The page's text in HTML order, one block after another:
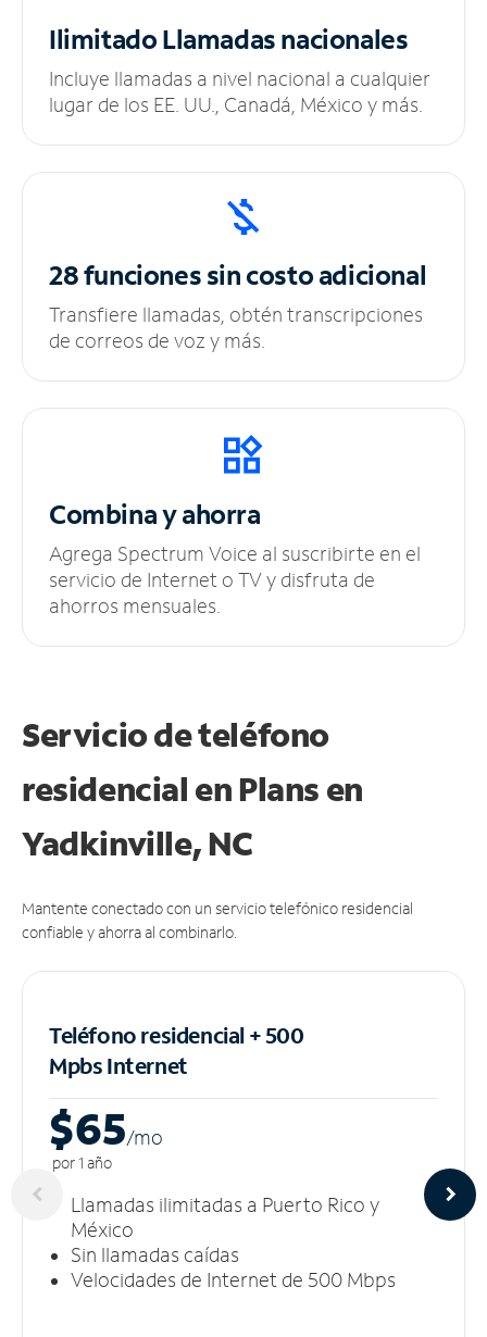
IlimitadoLlamadas nacionales
Incluye llamadas a nivel nacional a cualquier
lugar de los EE. UU., Canadá, México y más.
28 funciones sincosto adicional
Transfiere llamadas, obtén transcripciones
de correos de voz y más.
Combina y ahorra
Agrega Spectrum Voice al suscribirte en el
servicio de Internet o TV y disfruta de
ahorros mensuales.
Servicio de teléfono
residencial en Plans en
Yadkinville, NC
Mantente conectado con un servicio telefónico residencial
confiable y ahorra al combinarlo.
Teléfono residencial + 500
MpbsInternet
$65/mo
por 1 año
Llamadas ilimitadas a Puerto Rico y
México
Sin llamadas caídas
Velocidades de Internet de 500 Mbps